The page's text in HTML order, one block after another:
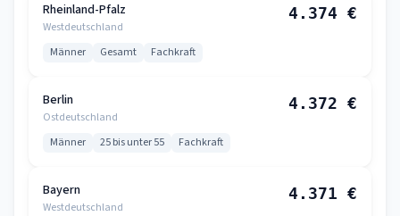
Rheinland-Pfalz
Westdeutschland
4.374 €
Männer Gesamt Fachkraft
Berlin
Ostdeutschland
4.372 €
Männer 25 bis unter 55 Fachkraft
Bayern
Westdeutschland
4.371 €